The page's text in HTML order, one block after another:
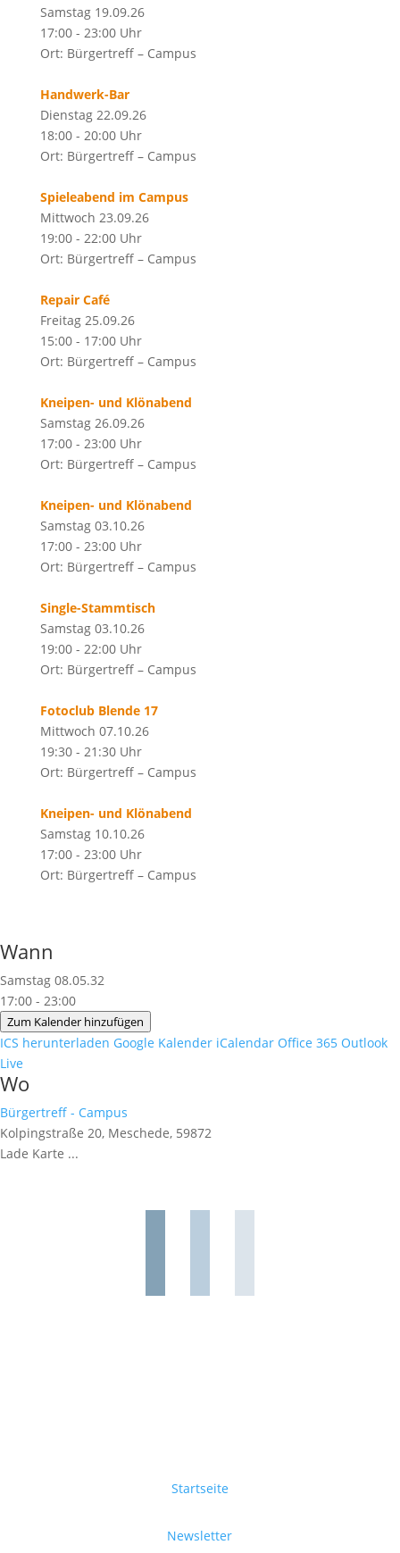
Samstag 19.09.26
17:00 - 23:00 Uhr
Ort: Bürgertreff – Campus
Handwerk-Bar
Dienstag 22.09.26
18:00 - 20:00 Uhr
Ort: Bürgertreff – Campus
Spieleabend im Campus
Mittwoch 23.09.26
19:00 - 22:00 Uhr
Ort: Bürgertreff – Campus
Repair Café
Freitag 25.09.26
15:00 - 17:00 Uhr
Ort: Bürgertreff – Campus
Kneipen- und Klönabend
Samstag 26.09.26
17:00 - 23:00 Uhr
Ort: Bürgertreff – Campus
Kneipen- und Klönabend
Samstag 03.10.26
17:00 - 23:00 Uhr
Ort: Bürgertreff – Campus
Single-Stammtisch
Samstag 03.10.26
19:00 - 22:00 Uhr
Ort: Bürgertreff – Campus
Fotoclub Blende 17
Mittwoch 07.10.26
19:30 - 21:30 Uhr
Ort: Bürgertreff – Campus
Kneipen- und Klönabend
Samstag 10.10.26
17:00 - 23:00 Uhr
Ort: Bürgertreff – Campus
Wann
Samstag 08.05.32
17:00 - 23:00
Zum Kalender hinzufügen
ICS herunterladen Google Kalender iCalendar Office 365 Outlook
Live
Wo
Bürgertreff - Campus
Kolpingstraße 20, Meschede, 59872
Lade Karte ...
Startseite
Newsletter